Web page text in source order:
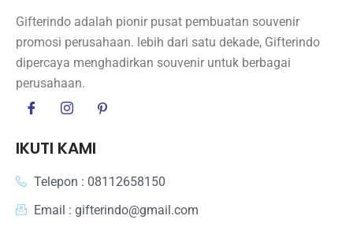
Gifterindo adalah pionir pusat pembuatan souvenir
promosi perusahaan. lebih dari satu dekade, Gifterindo
dipercaya menghadirkan souvenir untuk berbagai
perusahaan.
IKUTI KAMI
Telepon : 08112658150
Email : gifterindo@gmail.com